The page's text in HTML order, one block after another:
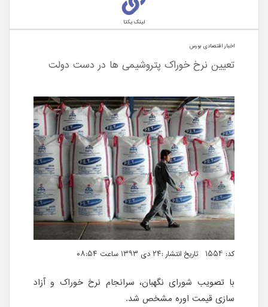
لینک یکتا
اخبار اقتصادی بورس
تعیین نرخ خوراک پتروشیمی ها در دست دولت
کد: 1554 تاریخ انتشار :۲۴ دی ۱۳۹۳ ساعت ۰۸:۵۴
با تصویب شورای نگهبان، سرانجام نرخ خوراک و آزاد
سازی قیمت اوره مشخص شد.